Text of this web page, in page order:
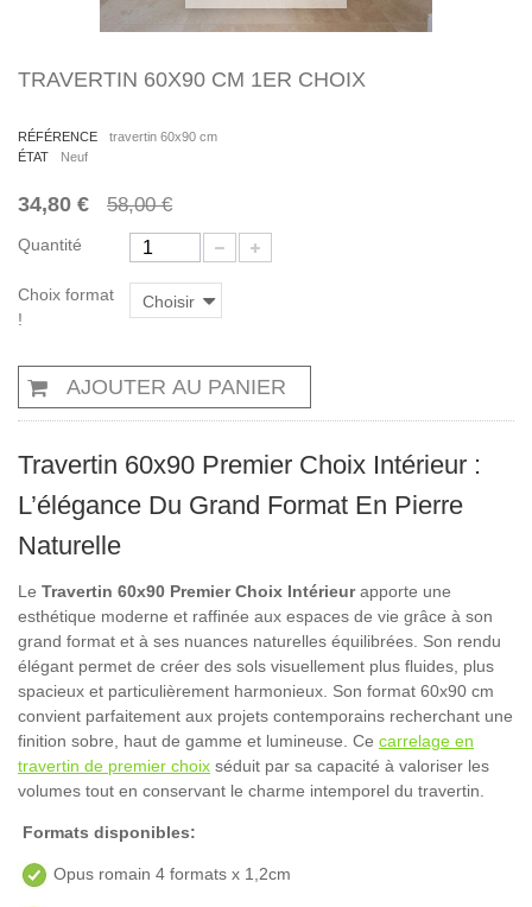
TRAVERTIN 60X90 CM 1ER CHOIX
RÉFÉRENCE
travertin 60x90 cm
ÉTAT
Neuf
34,80 € 58,00 €
Quantité
Choix format
!
Choisir
AJOUTER AU PANIER
Travertin 60x90 Premier Choix Intérieur :
L’élégance Du Grand Format En Pierre
Naturelle
Le Travertin 60x90 Premier Choix Intérieurapporte une
esthétique moderne et raffinée aux espaces de vie grâce à son
grand format et à ses nuances naturelles équilibrées. Son rendu
élégant permet de créer des sols visuellement plus fluides, plus
spacieux et particulièrement harmonieux. Son format 60x90 cm
convient parfaitement aux projets contemporains recherchant une
finition sobre, haut de gamme et lumineuse. Ce carrelage en
travertin de premier choix séduit par sa capacité à valoriser les
volumes tout en conservant le charme intemporel du travertin.
Formats disponibles:
Opus romain 4 formats x 1,2cm